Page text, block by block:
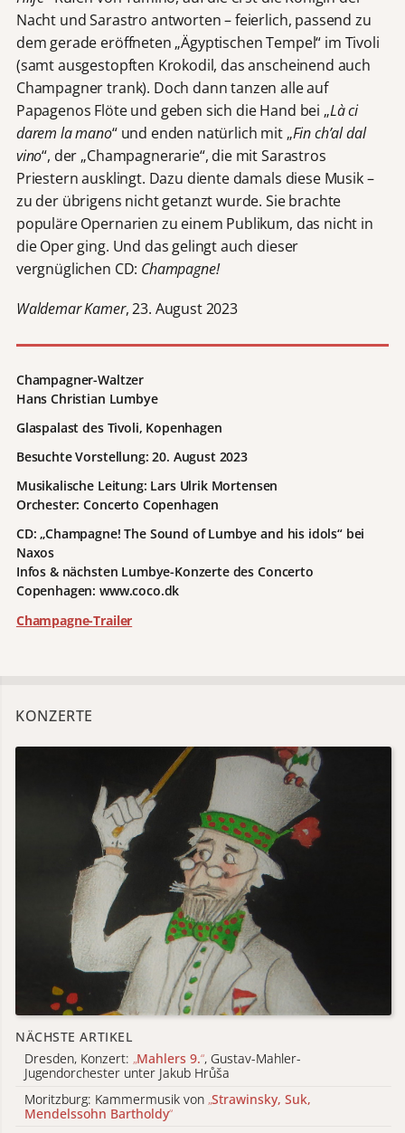
Nacht und Sarastro antworten – feierlich, passend zu
dem gerade eröffneten „Ägyptischen Tempel“ im Tivoli
(samt ausgestopften Krokodil, das anscheinend auch
Champagner trank). Doch dann tanzen alle auf
Papagenos Flöte und geben sich die Hand bei „Là ci
darem la mano“ und enden natürlich mit „Fin ch’al dal
vino“, der „Champagnerarie“, die mit Sarastros
Priestern ausklingt. Dazu diente damals diese Musik –
zu der übrigens nicht getanzt wurde. Sie brachte
populäre Opernarien zu einem Publikum, das nicht in
die Oper ging. Und das gelingt auch dieser
vergnüglichen CD: Champagne!
Waldemar Kamer, 23. August 2023
Champagner-Waltzer
Hans Christian Lumbye
Glaspalast des Tivoli, Kopenhagen
Besuchte Vorstellung:20. August 2023
Musikalische Leitung: Lars Ulrik Mortensen
Orchester: Concerto Copenhagen
CD: „Champagne! The Sound of Lumbye and his idols“ bei
Naxos
Infos & nächsten Lumbye-Konzerte des Concerto
Copenhagen: www.coco.dk
Champagne-Trailer
KONZERTE
NÄCHSTE ARTIKEL
Dresden, Konzert: „Mahlers 9.“, Gustav-Mahler-
Jugendorchester unter Jakub Hrůša
Moritzburg: Kammermusik von „Strawinsky, Suk,
Mendelssohn Bartholdy“